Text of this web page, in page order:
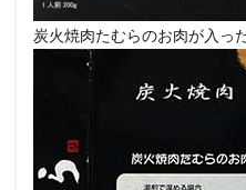
炭火焼肉たむらのお肉が入っ